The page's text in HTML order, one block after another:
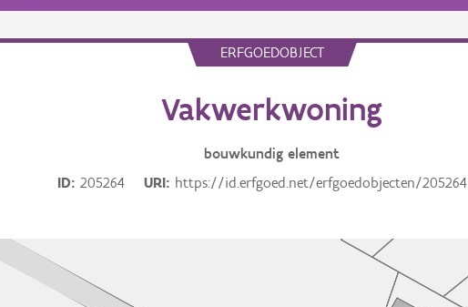
ERFGOEDOBJECT
Vakwerkwoning
bouwkundig element
ID
205264 URI https://id.erfgoed.net/erfgoedobjecten/205264